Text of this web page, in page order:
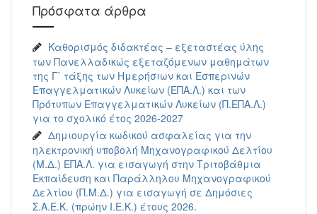
Πρόσφατα άρθρα
Καθορισμός διδακτέας – εξεταστέας ύλης
των Πανελλαδικώς εξεταζόμενων μαθημάτων
της Γ ́ τάξης των Ημερήσιων και Εσπερινών
Επαγγελματικών Λυκείων (ΕΠΑ.Λ.) και των
Πρότυπων Επαγγελματικών Λυκείων (Π.ΕΠΑ.Λ.)
για το σχολικό έτος 2026-2027
Δημιουργία κωδικού ασφαλείας για την
ηλεκτρονική υποβολή Μηχανογραφικού Δελτίου
(Μ.Δ.) ΕΠΑ.Λ. για εισαγωγή στην Τριτοβάθμια
Εκπαίδευση και Παράλληλου Μηχανογραφικού
Δελτίου (Π.Μ.Δ.) για εισαγωγή σε Δημόσιες
Σ.Α.Ε.Κ. (πρώην Ι.Ε.Κ.) έτους 2026.